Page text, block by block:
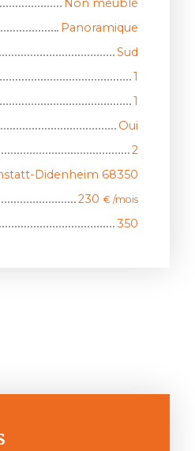
Panoramique
Sud
1
1
Oui
2
Didenheim 68350
230 € /mois
350